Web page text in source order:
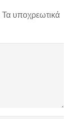
Τα υποχρεωτικά